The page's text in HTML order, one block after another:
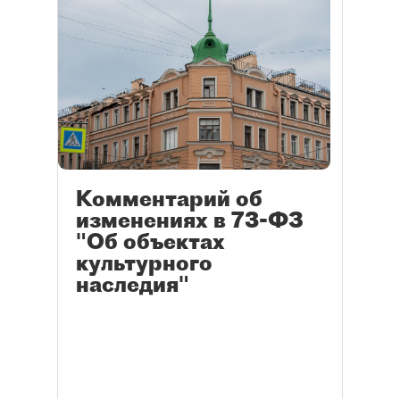
Комментарий об
изменениях в 73-ФЗ
"Об объектах
культурного
наследия"